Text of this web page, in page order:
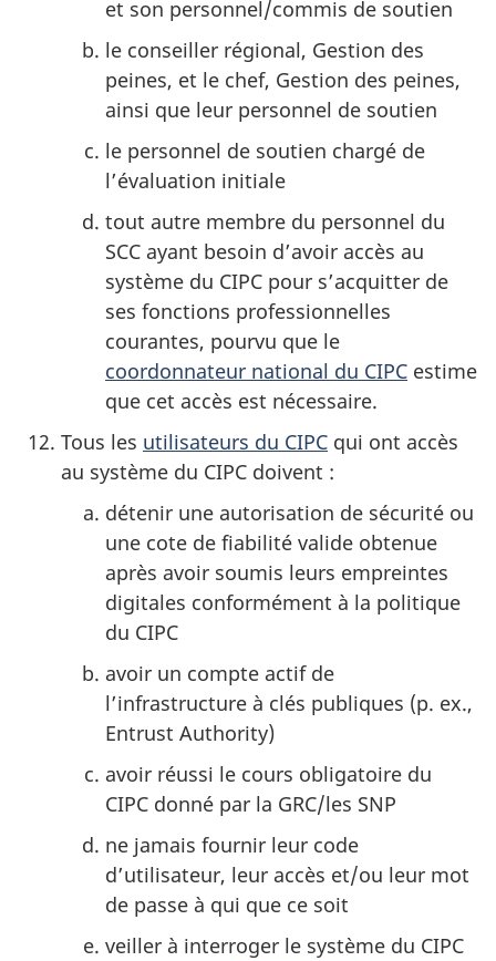
et son personnel/commis de soutien
le conseiller régional, Gestion des
peines, et le chef, Gestion des peines,
ainsi que leur personnel de soutien
le personnel de soutien chargé de
l’évaluation initiale
tout autre membre du personnel du
SCC ayant besoin d’avoir accès au
système du CIPC pour s’acquitter de
ses fonctions professionnelles
courantes, pourvu que le
coordonnateur national du CIPC estime
que cet accès est nécessaire.
Tous les utilisateurs du CIPC qui ont accès
au système du CIPC doivent :
détenir une autorisation de sécurité ou
une cote de fiabilité valide obtenue
après avoir soumis leurs empreintes
digitales conformément à la politique
du CIPC
avoir un compte actif de
l’infrastructure à clés publiques (p. ex.,
Entrust Authority)
avoir réussi le cours obligatoire du
CIPC donné par la GRC/les SNP
ne jamais fournir leur code
d’utilisateur, leur accès et/ou leur mot
de passe à qui que ce soit
veiller à interroger le système du CIPC